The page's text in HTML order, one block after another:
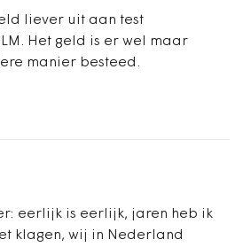
liever uit aan test
Het geld is er wel maar
manier besteed.
eerlijk is eerlijk, jaren heb ik
klagen, wij in Nederland